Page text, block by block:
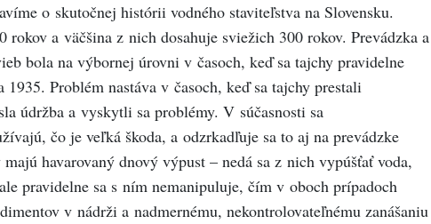
o skutočnej histórii vodného staviteľstva na Slovensku.
rokov a väčšina z nich dosahuje sviežich 300 rokov. Prevádzka a
bola na výbornej úrovni v časoch, keď sa tajchy pravidelne
Problém nastáva v časoch, keď sa tajchy prestali
údržba a vyskytli sa problémy. V súčasnosti sa
čo je veľká škoda, a odzrkadľuje sa to aj na prevádzke
havarovaný dnový výpust – nedá sa z nich vypúšťať voda,
pravidelne sa s ním nemanipuluje, čím v oboch prípadoch
v nádrži a nadmernému, nekontrolovateľnému zanášaniu